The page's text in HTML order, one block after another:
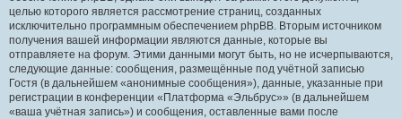
целью которого является рассмотрение страниц, созданных
исключительно программным обеспечением phpBB. Вторым источником
получения вашей информации являются данные, которые вы
отправляете на форум. Этими данными могут быть, но не исчерпываются,
следующие данные: сообщения, размещённые под учётной записью
Гостя (в дальнейшем «анонимные сообщения»), данные, указанные при
регистрации в конференции «Платформа «Эльбрус»» (в дальнейшем
«ваша учётная запись») и сообщения, оставленные вами после